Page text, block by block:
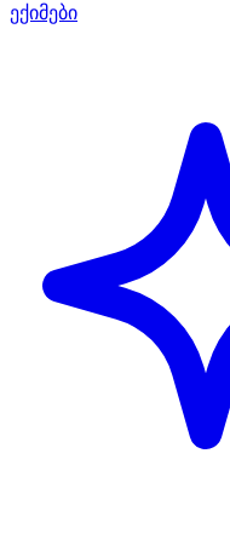
ექიმები